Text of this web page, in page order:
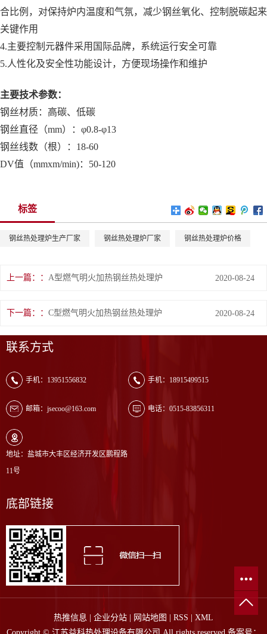
合比例，对保持炉内温度和气氛，减少钢丝氧化、控制脱碳起来
关键作用
4.主要控制元器件采用国际品牌，系统运行安全可靠
5.人性化及安全性功能设计，方便现场操作和维护
主要技术参数：
钢丝材质：高碳、低碳
钢丝直径（mm）：φ0.8-φ13
钢丝线数（根）：18-60
DV值（mmxm/min)：50-120
标签
钢丝热处理炉生产厂家 钢丝热处理炉厂家 钢丝热处理炉价格
上一篇： A型燃气明火加热钢丝热处理炉 2020-08-24
下一篇： C型燃气明火加热钢丝热处理炉 2020-08-24
联系方式
手机：13951556832 手机：18915499515
邮箱：jsecoo@163.com 电话：0515-83856311
地址：盐城市大丰区经济开发区鹏程路
11号
底部链接
热推信息 企业分站 网站地图 RSS
XML